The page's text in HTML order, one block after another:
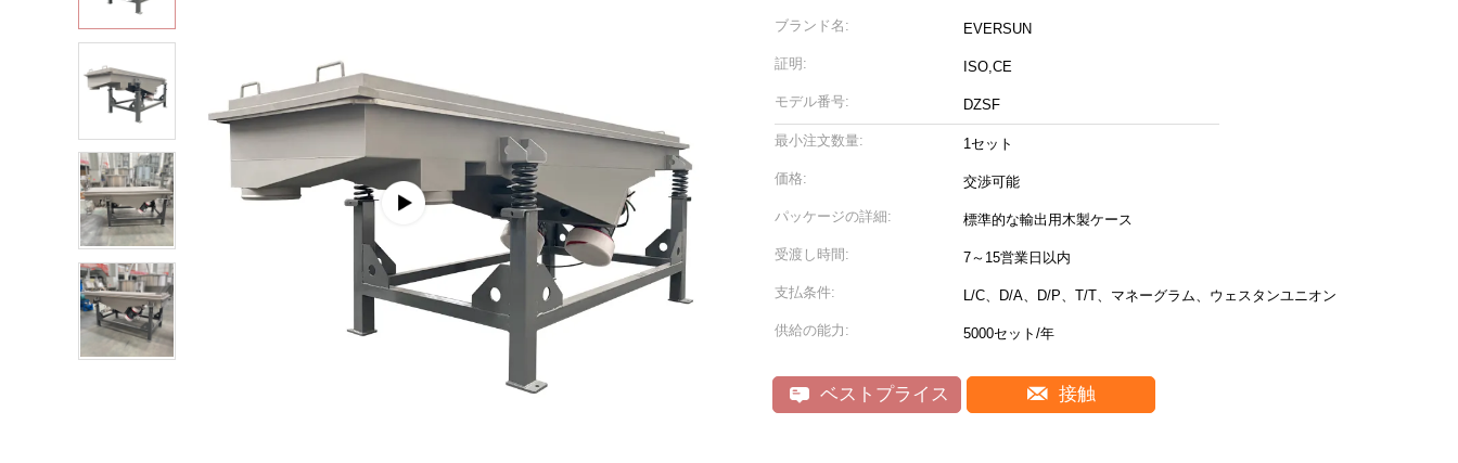
ブランド名: EVERSUN
証明: ISO,CE
モデル番号: DZSF
最小注文数量: 1セット
価格: 交渉可能
パッケージの詳細: 標準的な輸出用木製ケース
受渡し時間: 7～15営業日以内
支払条件: L/C、D/A、D/P、T/T、マネーグラム、ウェスタンユニオン
供給の能力: 5000セット/年
ベストプライス 接触